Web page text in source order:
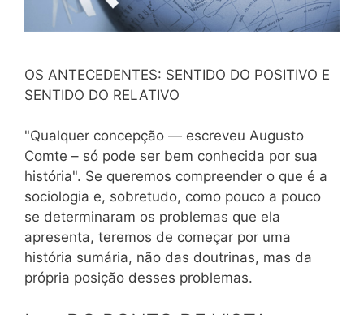
OS ANTECEDENTES: SENTIDO DO POSITIVO E
SENTIDO DO RELATIVO
"Qualquer concepção — escreveu Augusto
Comte – só pode ser bem conhecida por sua
história". Se queremos compreender o que é a
sociologia e, sobretudo, como pouco a pouco
se determinaram os problemas que ela
apresenta, teremos de começar por uma
história sumária, não das doutrinas, mas da
própria posição desses problemas.